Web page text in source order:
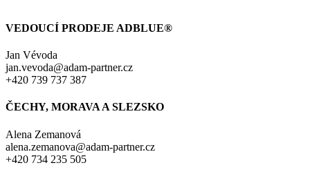
VEDOUCÍ PRODEJE ADBLUE®
Jan Vévoda
jan.vevoda@adam-partner.cz
+420 739 737 387
ČECHY, MORAVA A SLEZSKO
Alena Zemanová
alena.zemanova@adam-partner.cz
+420 734 235 505